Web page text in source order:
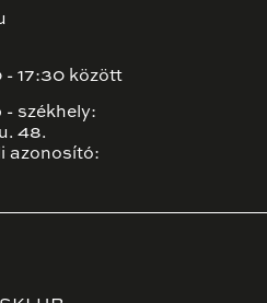
- 17:30 között
- székhely:
48.
azonosító: